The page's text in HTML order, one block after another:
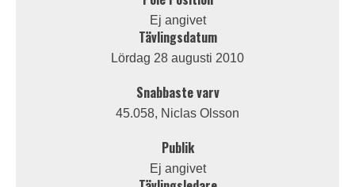
Ej angivet
Tävlingsdatum
Lördag 28 augusti 2010
Snabbaste varv
45.058, Niclas Olsson
Publik
Ej angivet